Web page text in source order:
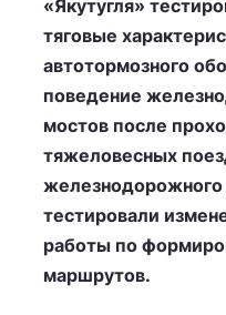
«Якутугля»
тяговые
автотормозного
поведение
мостов после
тяжеловесных
железнодорожного
тестировали
работы по
маршрутов.